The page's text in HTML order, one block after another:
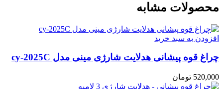
محصولات مشابه
افزودن به سبد خرید
چراغ قوه پیشانی هدلایت شارژی مینی مدل cy-2025C
520,000 تومان